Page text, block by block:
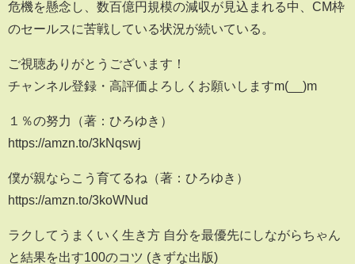
危機を懸念し、数百億円規模の減収が見込まれる中、CM枠
のセールスに苦戦している状況が続いている。
ご視聴ありがとうございます！
チャンネル登録・高評価よろしくお願いしますm(__)m
１％の努力（著：ひろゆき）
https://amzn.to/3kNqswj
僕が親ならこう育てるね（著：ひろゆき）
https://amzn.to/3koWNud
ラクしてうまくいく生き方 自分を最優先にしながらちゃん
と結果を出す100のコツ (きずな出版)